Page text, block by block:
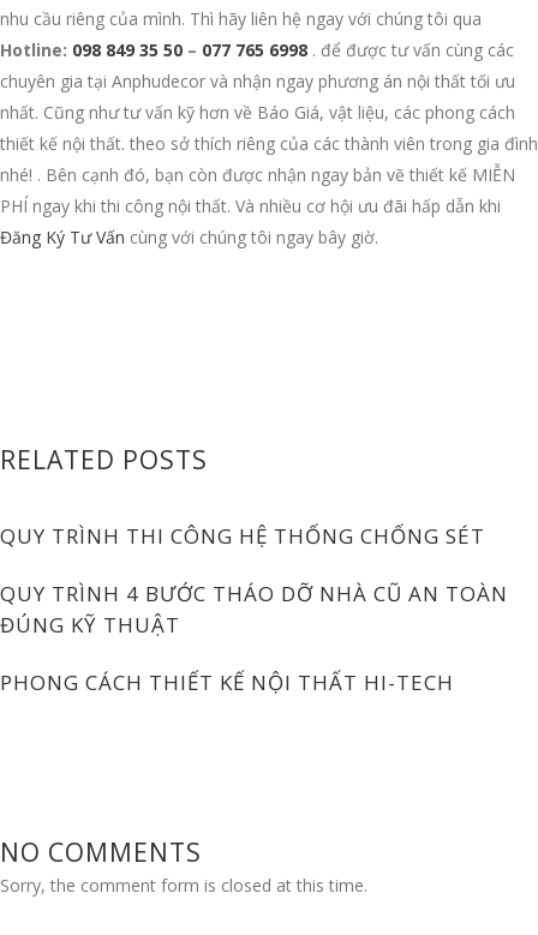
nhu cầu riêng của mình. Thì hãy liên hệ ngay với chúng tôi qua
Hotline: 098 849 35 50 – 077 765 6998 . để được tư vấn cùng các
chuyên gia tại Anphudecor và nhận ngay phương án nội thất tối ưu
nhất. Cũng như tư vấn kỹ hơn về Báo Giá, vật liệu, các phong cách
thiết kế nội thất. theo sở thích riêng của các thành viên trong gia đình
nhé! . Bên cạnh đó, bạn còn được nhận ngay bản vẽ thiết kế MIỄN
PHÍ ngay khi thi công nội thất. Và nhiều cơ hội ưu đãi hấp dẫn khi
Đăng Ký Tư Vấn cùng với chúng tôi ngay bây giờ.
RELATED POSTS
QUY TRÌNH THI CÔNG HỆ THỐNG CHỐNG SÉT
QUY TRÌNH 4 BƯỚC THÁO DỠ NHÀ CŨ AN TOÀN
ĐÚNG KỸ THUẬT
PHONG CÁCH THIẾT KẾ NỘI THẤT HI-TECH
NO COMMENTS
Sorry, the comment form is closed at this time.